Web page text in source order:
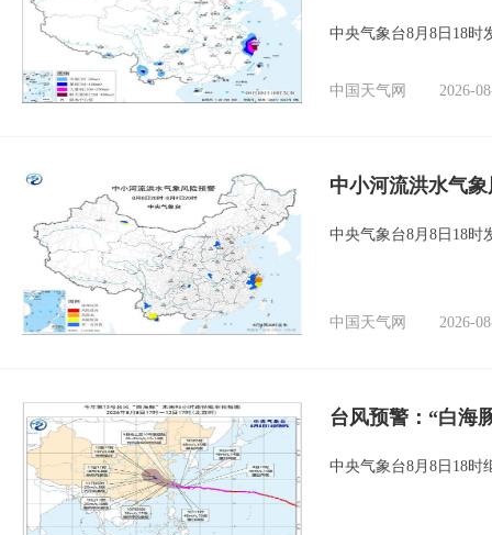
中央气象台8月8日18时
中国天气网 2026-
中小河流洪水气
中央气象台8月8日18时
中国天气网 2026-
台风预警：“白海
中央气象台8月8日18时